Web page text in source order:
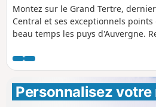
Montez sur le Grand Tertre,
Central et ses exceptionnels
beau temps les puys d'Auvergne.
de Drevant.
Personnalisez